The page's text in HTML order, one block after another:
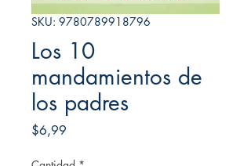
SKU: 9780789918796
Los 10
mandamientos de
los padres
$6,99